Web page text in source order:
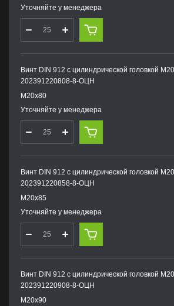
Уточняйте у менеджера
Винт DIN 912 с цилиндрической головкой
202391220808-8-ОЦН
М20х80
Уточняйте у менеджера
Винт DIN 912 с цилиндрической головкой
202391220858-8-ОЦН
М20х85
Уточняйте у менеджера
Винт DIN 912 с цилиндрической головкой
202391220908-8-ОЦН
М20х90